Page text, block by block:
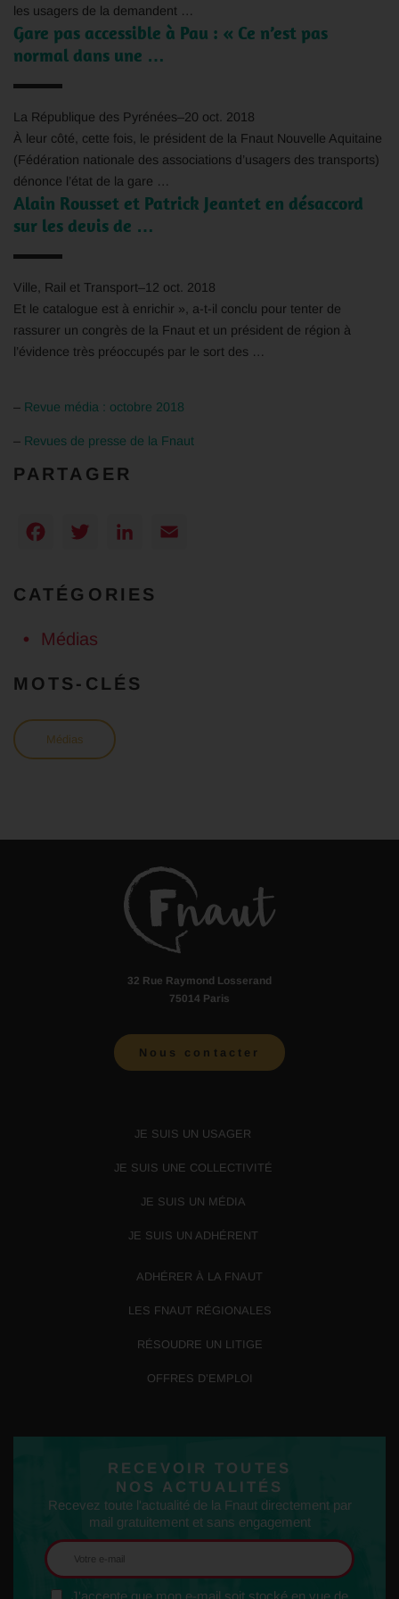
les usagers de la demandent …
Gare pas accessible à Pau : « Ce n’est pas
normal dans une …
La République des Pyrénées–20 oct. 2018
À leur côté, cette fois, le président de la Fnaut Nouvelle Aquitaine
(Fédération nationale des associations d’usagers des transports)
dénonce l’état de la gare …
Alain Rousset et Patrick Jeantet en désaccord
sur les devis de …
Ville, Rail et Transport–12 oct. 2018
Et le catalogue est à enrichir », a-t-il conclu pour tenter de
rassurer un congrès de la Fnaut et un président de région à
l’évidence très préoccupés par le sort des …
– Revue média : octobre 2018
– Revues de presse de la Fnaut
PARTAGER
Facebook
TwitterLinkedIn
CATÉGORIES
Médias
MOTS-CLÉS
Médias
32 Rue Raymond Losserand
75014 Paris
Nous contacter
JE SUIS UN USAGER
JE SUIS UNE COLLECTIVITÉ
JE SUIS UN MÉDIA
JE SUIS UN ADHÉRENT
ADHÉRER À LA FNAUT
LES FNAUT RÉGIONALES
RÉSOUDRE UN LITIGE
OFFRES D’EMPLOI
RECEVOIR TOUTES
NOS ACTUALITÉS
Recevez toute l'actualité de la Fnaut directement par
mail gratuitement et sans engagement
J'accepte que mon e-mail soit stocké en vue de